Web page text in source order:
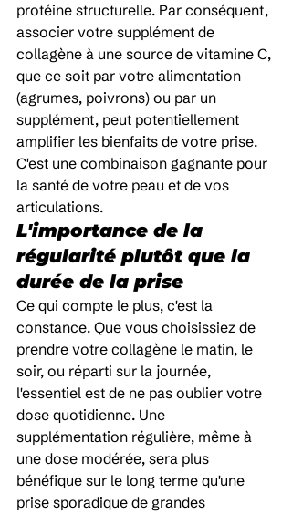
protéine structurelle. Par conséquent,
associer votre supplément de
collagène à une source de vitamine C,
que ce soit par votre alimentation
(agrumes, poivrons) ou par un
supplément, peut potentiellement
amplifier les bienfaits de votre prise.
C'est une combinaison gagnante pour
la santé de votre peau et de vos
articulations.
L'importance de la
régularité plutôt que la
durée de la prise
Ce qui compte le plus, c'est la
constance. Que vous choisissiez de
prendre votre collagène le matin, le
soir, ou réparti sur la journée,
l'essentiel est de ne pas oublier votre
dose quotidienne. Une
supplémentation régulière, même à
une dose modérée, sera plus
bénéfique sur le long terme qu'une
prise sporadique de grandes